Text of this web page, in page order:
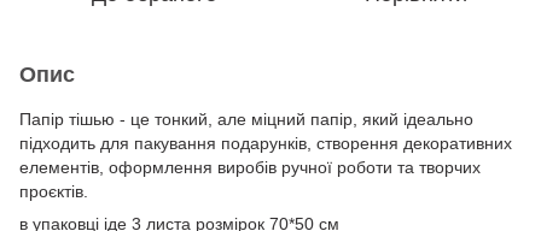
Опис
Папір тішью - це тонкий, але міцний папір, який ідеально
підходить для пакування подарунків, створення декоративних
елементів, оформлення виробів ручної роботи та творчих
проєктів.
в упаковці іде 3 листа розмірок 70*50 см